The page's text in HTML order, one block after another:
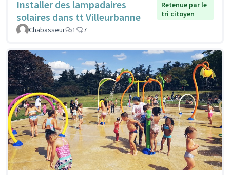
Installer des lampadaires
solaires dans tt Villeurbanne
Retenue par le
tri citoyen
Chabasseur
1 7